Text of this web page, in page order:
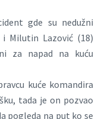
gde su nedužni
i Milutin Lazović (18)
za napad na kuću
kuće komandira
tada je on pozvao
pogleda na put ko se